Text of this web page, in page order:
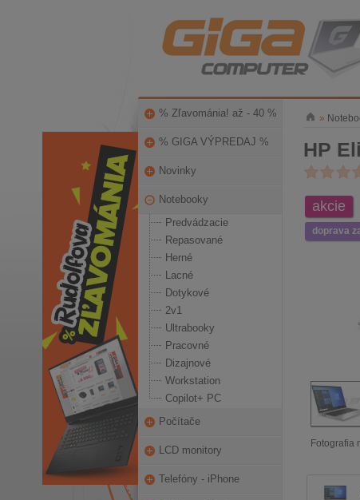
% Zľavománia! až - 40 %
% GIGA VÝPREDAJ %
Novinky
Notebooky
Predvádzacie
Repasované
Herné
Lacné
Dotykové
2v1
Ultrabooky
Pracovné
Dizajnové
Workstation
Copilot+ PC
Počítače
LCD monitory
Telefóny - iPhone
»
HP
akcie
doprava
Fotografia